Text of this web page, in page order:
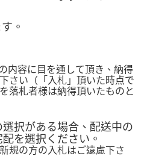
。
内容に目を通して頂き、納得
さい（「入札」頂いた時点で
落札者様は納得頂いたものと
選択がある場合、配送中の
を選択ください。
規の方の入札はご遠慮下さ